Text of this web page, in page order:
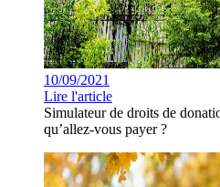
10/09/2021
Lire l'article
Simulateur de droits de
qu’allez-vous payer ?